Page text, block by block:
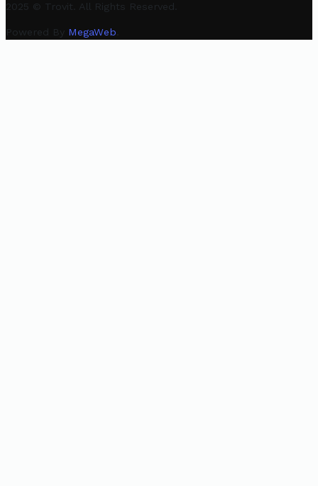
2025 © Trovit. All Rights Reserved.
Powered By MegaWeb